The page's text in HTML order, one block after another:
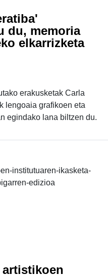
du, memoria
elkarrizketa
erakusketak Carla
lengoaia grafikoen eta
egindako lana biltzen du.